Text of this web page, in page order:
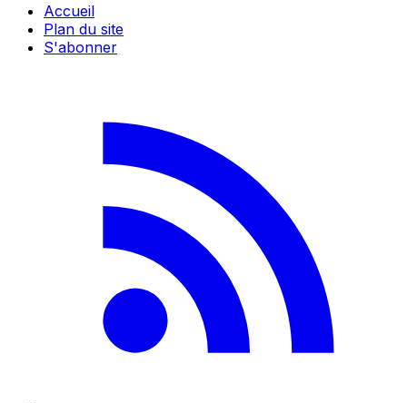
Accueil
Plan du site
S'abonner